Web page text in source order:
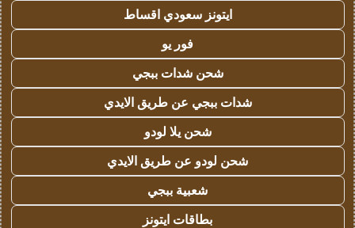
ايتونز سعودي اقساط
فور يو
شحن شدات ببجي
شدات ببجي عن طريق الايدي
شحن يلا لودو
شحن لودو عن طريق الايدي
شعبية ببجي
بطاقات ايتونز